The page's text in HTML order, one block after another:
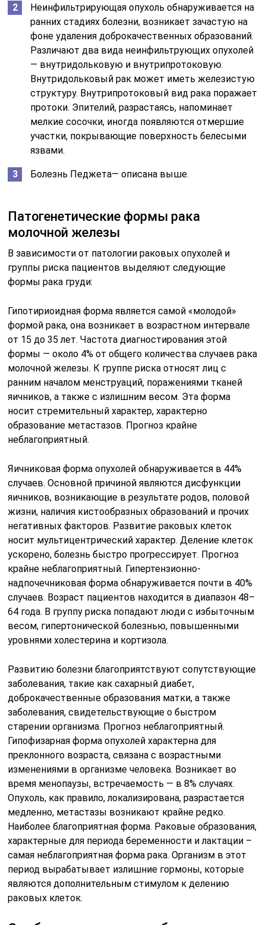
Неинфильтрирующая опухоль обнаруживается на
ранних стадиях болезни, возникает зачастую на
фоне удаления доброкачественных образований.
Различают два вида неинфильтрующих опухолей
— внутридольковую и внутрипротоковую.
Внутридольковый рак может иметь железистую
структуру. Внутрипротоковый вид рака поражает
протоки. Эпителий, разрастаясь, напоминает
мелкие сосочки, иногда появляются отмершие
участки, покрывающие поверхность белесыми
язвами.
Болезнь Педжета— описана выше.
Патогенетические формы рака
молочной железы
В зависимости от патологии раковых опухолей и
группы риска пациентов выделяют следующие
формы рака груди:
Гипотириоидная форма является самой «молодой»
формой рака, она возникает в возрастном интервале
от 15 до 35 лет. Частота диагностирования этой
формы — около 4% от общего количества случаев рака
молочной железы. К группе риска относят лиц с
ранним началом менструаций, поражениями тканей
яичников, а также с излишним весом. Эта форма
носит стремительный характер, характерно
образование метастазов. Прогноз крайне
неблагоприятный.
Яичниковая форма опухолей обнаруживается в 44%
случаев. Основной причиной являются дисфункции
яичников, возникающие в результате родов, половой
жизни, наличия кистообразных образований и прочих
негативных факторов. Развитие раковых клеток
носит мультицентрический характер. Деление клеток
ускорено, болезнь быстро прогрессирует. Прогноз
крайне неблагоприятный. Гипертензионно-
надпочечниковая форма обнаруживается почти в 40%
случаев. Возраст пациентов находится в диапазон 48–
64 года. В группу риска попадают люди с избыточным
весом, гипертонической болезнью, повышенными
уровнями холестерина и кортизола.
Развитию болезни благоприятствуют сопутствующие
заболевания, такие как сахарный диабет,
доброкачественные образования матки, а также
заболевания, свидетельствующие о быстром
старении организма. Прогноз неблагоприятный.
Гипофизарная форма опухолей характерна для
преклонного возраста, связана с возрастными
изменениями в организме человека. Возникает во
время менопаузы, встречаемость — в 8% случаях.
Опухоль, как правило, локализирована, разрастается
медленно, метастазы возникают крайне редко.
Наиболее благоприятная форма. Раковые образования,
характерные для периода беременности и лактации –
самая неблагоприятная форма рака. Организм в этот
период вырабатывает излишние гормоны, которые
являются дополнительным стимулом к делению
раковых клеток.